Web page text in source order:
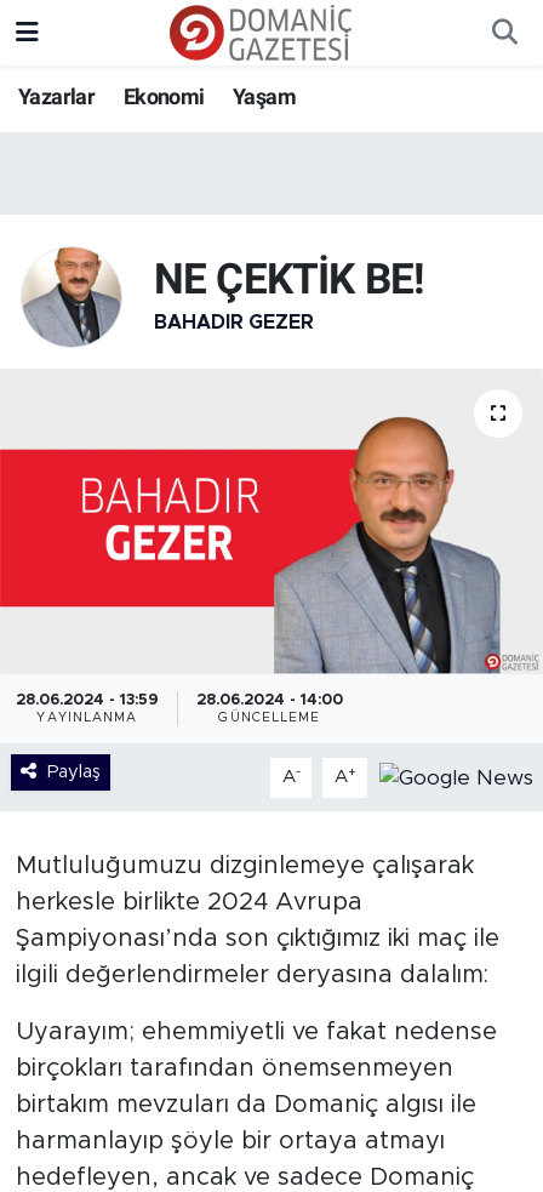
Yazarlar Ekonomi Yaşam
NE ÇEKTİK BE!
BAHADIR GEZER
28.06.2024 - 13:59
YAYINLANMA
28.06.2024 - 14:00
GÜNCELLEME
Paylaş A- A+
Mutluluğumuzu dizginlemeye çalışarak
herkesle birlikte 2024 Avrupa
Şampiyonası’nda son çıktığımız iki maç ile
ilgili değerlendirmeler deryasına dalalım:
Uyarayım; ehemmiyetli ve fakat nedense
birçokları tarafından önemsenmeyen
birtakım mevzuları da Domaniç algısı ile
harmanlayıp şöyle bir ortaya atmayı
hedefleyen, ancak ve sadece Domaniç